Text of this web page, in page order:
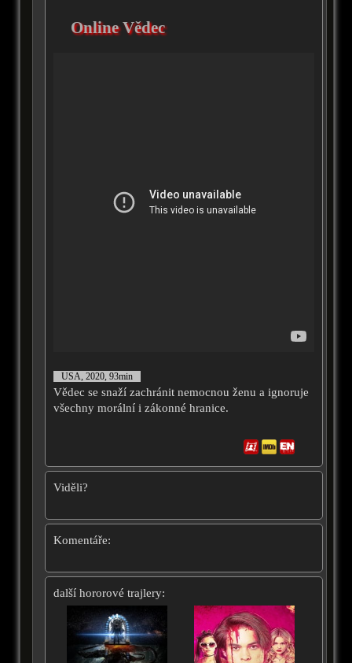
Online Vědec
USA, 2020, 93min
Vědec se snaží zachránit nemocnou ženu a ignoruje
všechny morální i zákonné hranice.
Viděli?
Komentáře:
další hororové trajlery: